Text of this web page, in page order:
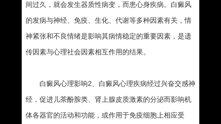
间过久，就会发生器质性病变，而患心身疾病。白癜风
的发病与神经、免疫、生化、代谢等多种因素有关，情
神紧张和不良情绪是影响其病情稳定的重要因素，是遗
传因素与心理社会因素相互作用的结果。
白癜风心理影响2、白癜风心理疾病经过兴奋交感神
经，促进儿茶酚胺类、肾上腺皮质激素的分泌而影响机
体各器官的活动和功能，或作用于免疫细胞上相应受